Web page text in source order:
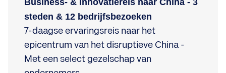
Business- & Innovatiereis naar China - 3
steden & 12 bedrijfsbezoeken
7-daagse ervaringsreis naar het
epicentrum van het disruptieve China -
Met een select gezelschap van